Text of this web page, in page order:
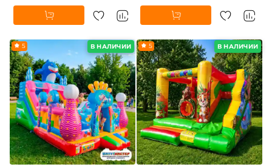
В НАЛИЧИИ
5 В НАЛИЧИИ
5